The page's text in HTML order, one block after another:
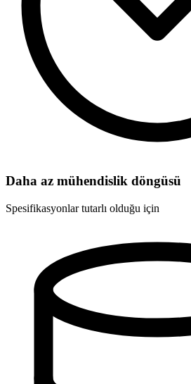
Daha az mühendislik döngüsü
Spesifikasyonlar tutarlı olduğu için